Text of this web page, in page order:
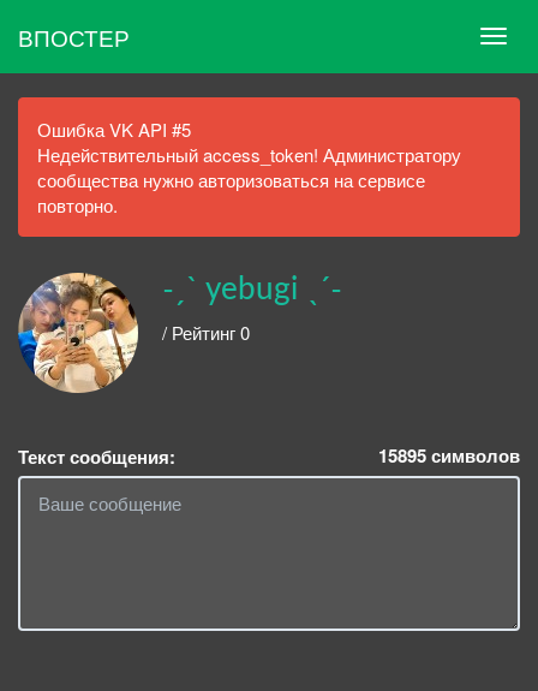
ВПОСТЕР
Ошибка VK API #5
Недействительный access_token! Администратору
сообщества нужно авторизоваться на сервисе
повторно.
˗ˏˋ yebugi ˎˊ˗
/ Рейтинг 0
Текст сообщения: 15895символов